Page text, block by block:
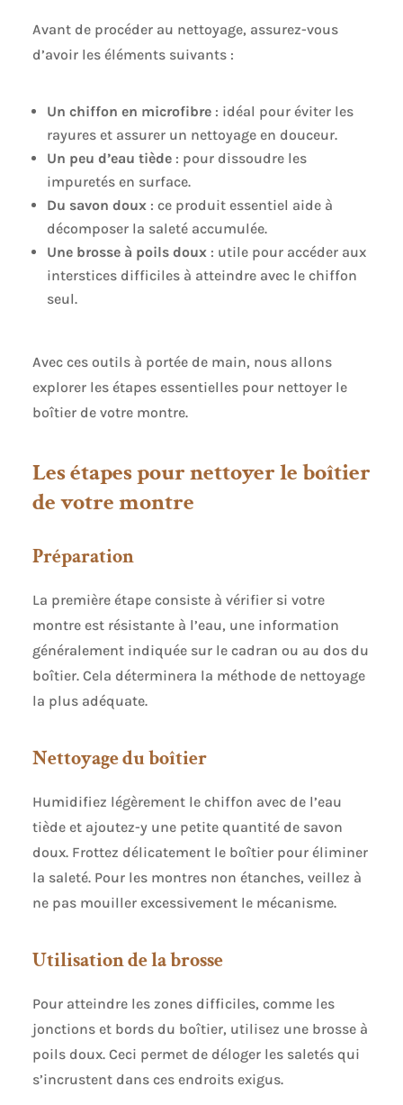
Avant de procéder au nettoyage, assurez-vous
d’avoir les éléments suivants :
Un chiffon en microfibre: idéal pour éviter les
rayures et assurer un nettoyage en douceur.
Un peu d’eau tiède: pour dissoudre les
impuretés en surface.
Du savon doux: ce produit essentiel aide à
décomposer la saleté accumulée.
Une brosse à poils doux: utile pour accéder aux
interstices difficiles à atteindre avec le chiffon
seul.
Avec ces outils à portée de main, nous allons
explorer les étapes essentielles pour nettoyer le
boîtier de votre montre.
Les étapes pour nettoyer le boîtier
de votre montre
Préparation
La première étape consiste à vérifier si votre
montre est résistante à l’eau, une information
généralement indiquée sur le cadran ou au dos du
boîtier. Cela déterminera la méthode de nettoyage
la plus adéquate.
Nettoyage du boîtier
Humidifiez légèrement le chiffon avec de l’eau
tiède et ajoutez-y une petite quantité de savon
doux. Frottez délicatement le boîtier pour éliminer
la saleté. Pour les montres non étanches, veillez à
ne pas mouiller excessivement le mécanisme.
Utilisation de la brosse
Pour atteindre les zones difficiles, comme les
jonctions et bords du boîtier, utilisez une brosse à
poils doux. Ceci permet de déloger les saletés qui
s’incrustent dans ces endroits exigus.